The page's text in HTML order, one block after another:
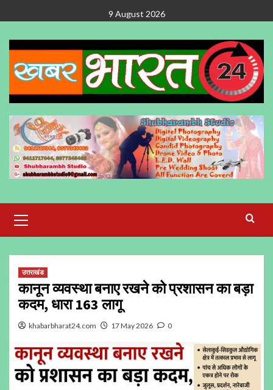
to
content
9 August 2026
Menu
उत्तराखंड
कानून व्यवस्था बनाए रखने को प्रशासन का बड़ा
कदम, धारा 163 लागू
khabarbharat24.com 17 May 2026 0